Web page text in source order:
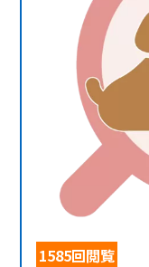
1585回閲覧